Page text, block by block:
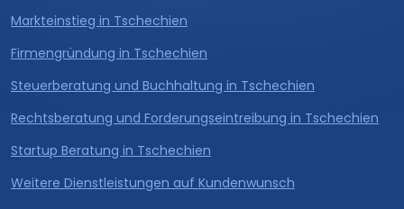
Markteinstieg in Tschechien
Firmengründung in Tschechien
Steuerberatung und Buchhaltung in Tschechien
Rechtsberatung und Forderungseintreibung in Tschechien
Startup Beratung in Tschechien
Weitere Dienstleistungen auf Kundenwunsch